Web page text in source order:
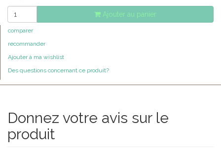
Ajouter au panier
comparer
recommander
Ajouter à ma wishlist
Des questions concernant ce produit?
Donnez votre avis sur le
produit